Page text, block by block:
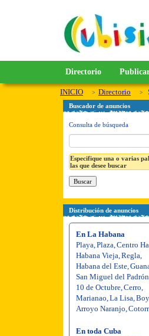
Directorio
INICIO Directorio
Buscador de anuncios
Consulta de búsqueda
Especifique una o varias
las que desee buscar
Distribución de anuncios
En La Habana
Playa Plaza Centro
Habana Vieja Regla
Habana del Este
San Miguel del Padrón
10 de Octubre Cerro
Marianao La Lisa
Arroyo Naranjo
En toda Cuba